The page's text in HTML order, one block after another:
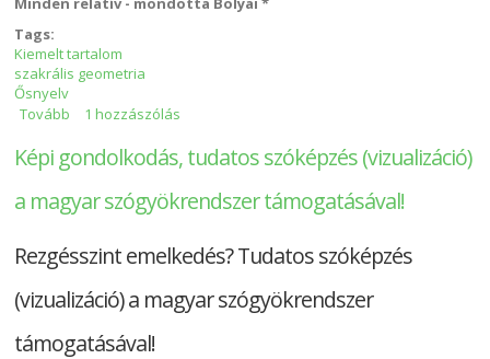
Tags:
Kiemelt tartalom
szakrális geometria
Ősnyelv
Tovább Einsten hagyatékában találták meg Bolyai relativitáselméletét?!
1 hozzászólás
Képi gondolkodás, tudatos szóképzés (vizualizáció)
a magyar szógyökrendszer támogatásával!
Rezgésszint emelkedés? Tudatos szóképzés
(vizualizáció) a magyar szógyökrendszer
támogatásával!